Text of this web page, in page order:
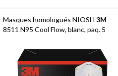
Masques homologués NIOSH 3M
8511 N95 Cool Flow, blanc, paq. 5